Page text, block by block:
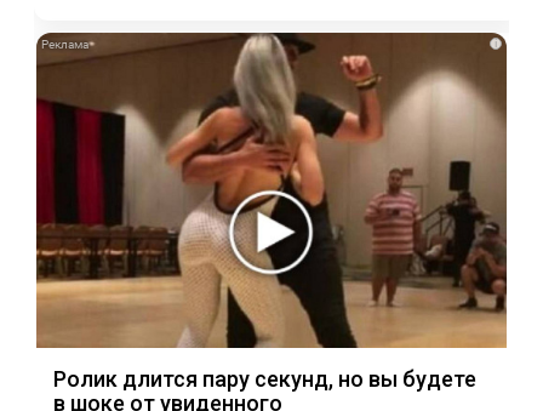
i
Ролик длится пару секунд, но вы будете
в шоке от увиденного